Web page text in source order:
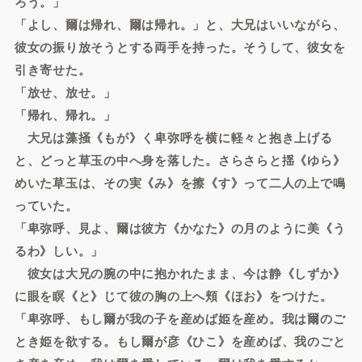
「よし、爾は帰れ、爾は帰れ。」と、大兄はいいながら、
彼女の振り放そうとする両手を持った。そうして、彼女を
引き寄せた。
「放せ、放せ。」
「帰れ、帰れ。」
大兄は藻掻《もが》く卑弥呼を横に軽々と抱き上げる
と、どっと草玉の中へ身を落した。さらさらと揺《ゆら》
めいた草玉は、その実《み》を擦《す》って二人の上で鳴
っていた。
「卑弥呼、見よ、爾は彼方《かなた》の月のように美《う
るわ》しい。」
彼女は大兄の腕の中に抱かれたまま、今は静《しずか》
に眼を瞑《と》じて彼の胸の上へ頬《ほお》をつけた。
「卑弥呼、もし爾が我の子を産めば姫を産め。我は爾のご
とき姫を欲する。もし爾が彦《ひこ》を産めば、我のごと